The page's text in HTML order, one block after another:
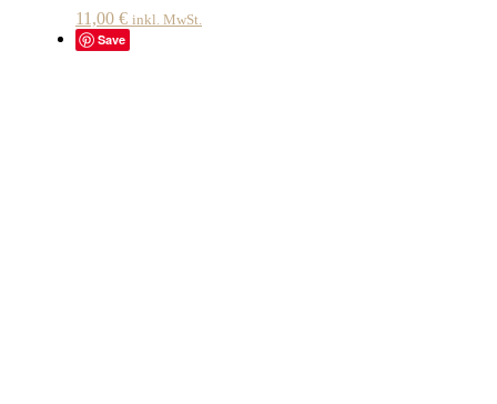
11,00 € inkl. MwSt.
Save